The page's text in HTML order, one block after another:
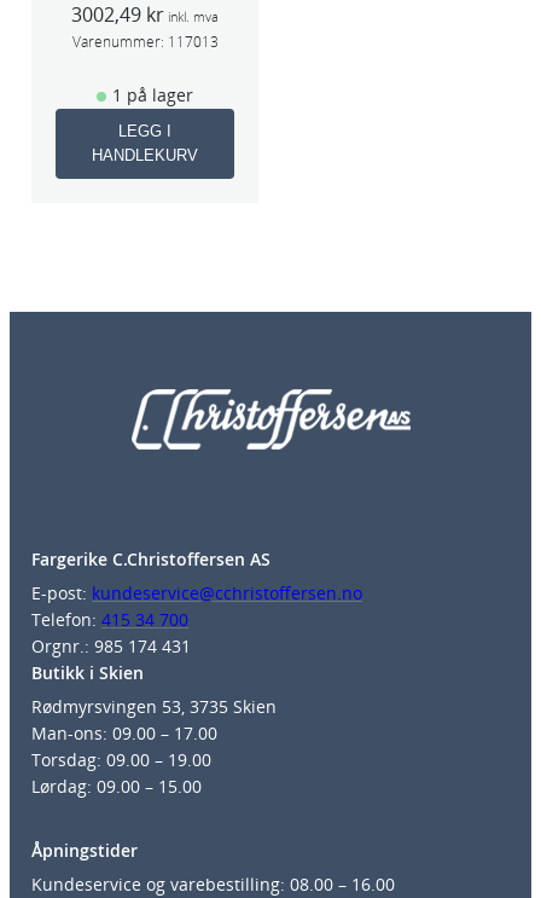
75mm
3002,49 kr inkl. mva
Varenummer: 117013
1 på lager
LEGG I
HANDLEKURV
Fargerike C.Christoffersen AS
E-post: kundeservice@cchristoffersen.no
Telefon: 415 34 700
Orgnr.: 985 174 431
Butikk i Skien
Rødmyrsvingen 53, 3735 Skien
Man-ons: 09.00 – 17.00
Torsdag: 09.00 – 19.00
Lørdag: 09.00 – 15.00
Åpningstider
Kundeservice og varebestilling: 08.00 – 16.00